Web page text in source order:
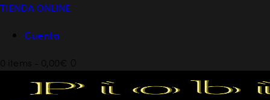
TIENDA ONLINE
Cuenta
0 items - 0,00€